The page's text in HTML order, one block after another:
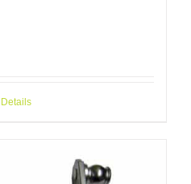
Details